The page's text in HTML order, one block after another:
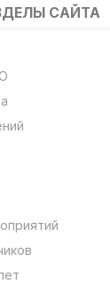
САЙТА